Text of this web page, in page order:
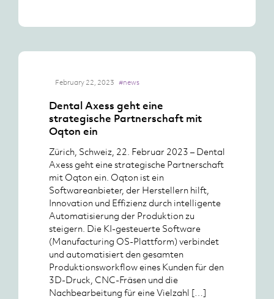
February 22, 2023 #news
Dental Axess geht eine
strategische Partnerschaft mit
Oqton ein
Zürich, Schweiz, 22. Februar 2023 – Dental
Axess geht eine strategische Partnerschaft
mit Oqton ein. Oqton ist ein
Softwareanbieter, der Herstellern hilft,
Innovation und Effizienz durch intelligente
Automatisierung der Produktion zu
steigern. Die KI-gesteuerte Software
(Manufacturing OS-Plattform) verbindet
und automatisiert den gesamten
Produktionsworkflow eines Kunden für den
3D-Druck, CNC-Fräsen und die
Nachbearbeitung für eine Vielzahl […]